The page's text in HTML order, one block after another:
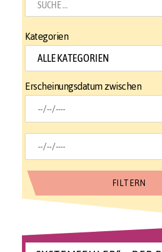
Kategorien
Erscheinungsdatum zwischen